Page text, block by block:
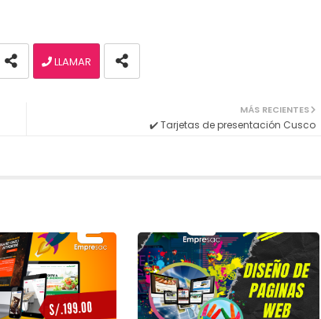
LLAMAR
MÁS RECIENTES
✔️ Tarjetas de presentación Cusco